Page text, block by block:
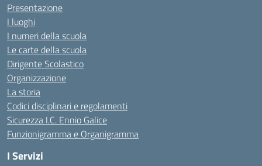
Presentazione
I luoghi
I numeri della scuola
Le carte della scuola
Dirigente Scolastico
Organizzazione
La storia
Codici disciplinari e regolamenti
Sicurezza I.C. Ennio Galice
Funzionigramma e Organigramma
I Servizi